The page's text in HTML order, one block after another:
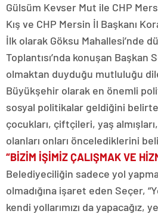
Gülsüm Kevser Mut ile CHP
Kış ve CHP Mersin İl Başkanı
İlk olarak Göksu Mahallesi’nde
Toplantısı’nda konuşan Başkan
olmaktan duyduğu mutluluğu
Büyükşehir olarak en önemli
sosyal politikalar geldiğini
çocukları, çiftçileri, yaş
olanları onları öncelediklerini
“BİZİM İŞİMİZ ÇALIŞMAK VE
Belediyeciliğin sadece yol
olmadığına işaret eden Seçer,
kendi yollarımızı da yapacağız,